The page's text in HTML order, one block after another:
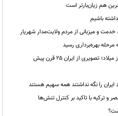
هم زیان‌بارتر است
باشیم
ایران را نگه نداشتند همه سهیم هستند
ترکیه با تاکید بر کنترل تنش‌ها